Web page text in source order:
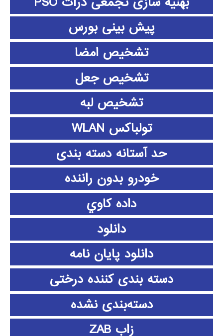
پیش بینی بورس
تشخیص امضا
تشخیص جعل
تشخیص لبه
تولباکس WLAN
حد آستانه دسته بندی
خودرو بدون راننده
داده كاوي
دانلود
دانلود پايان نامه
دسته بندی کننده درختی
دسته‌بندی نشده
زاب ZAB